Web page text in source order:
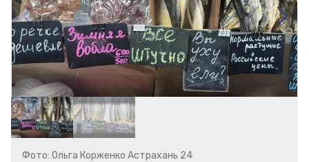
Фото: Ольга Корженко Астрахань 24